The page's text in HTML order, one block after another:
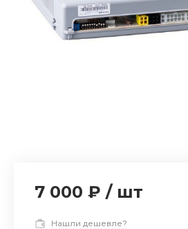
7 000 ₽ / шт
Нашли дешевле?